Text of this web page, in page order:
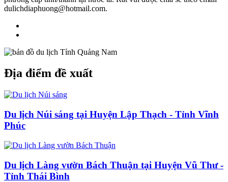
dulichdiaphuong@hotmail.com.
Địa điểm đề xuất
Du lịch Núi sáng tại Huyện Lập Thạch - Tỉnh Vĩnh
Phúc
Du lịch Làng vườn Bách Thuận tại Huyện Vũ Thư -
Tỉnh Thái Bình